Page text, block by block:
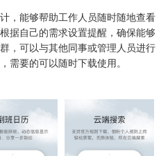
，能够帮助工作人员随时随地查看
据自己的需求设置提醒，确保能够
，可以与其他同事或管理人员进行
需要的可以随时下载使用。